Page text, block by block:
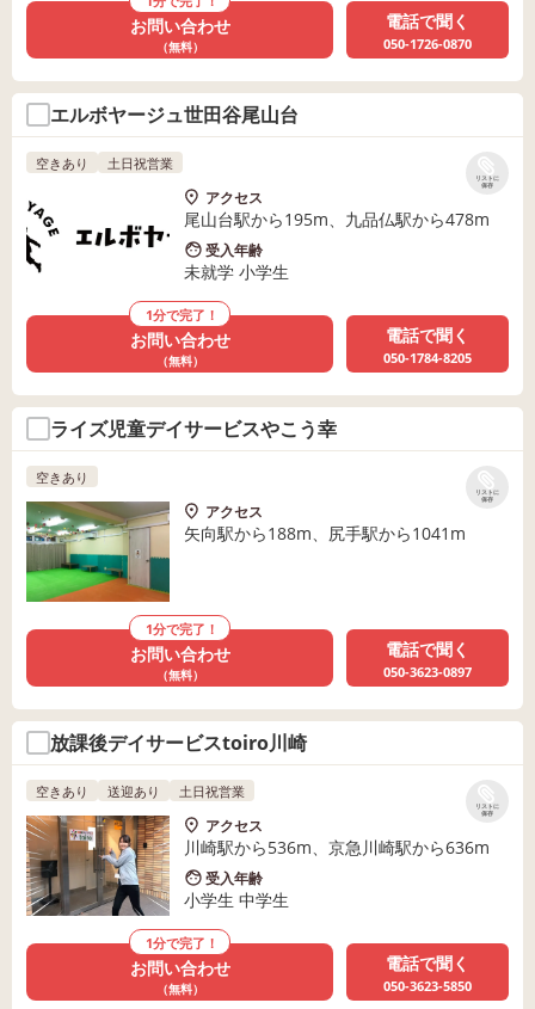
お問い合わせ
（無料）
電話で聞く
050-1726-0870
エルボヤージュ世田谷尾山台
リストに
保存
空きあり 土日祝営業
アクセス
尾山台駅から195m、九品仏駅から478m
受入年齢
未就学 小学生
1分で完了！
お問い合わせ
（無料）
電話で聞く
050-1784-8205
ライズ児童デイサービスやこう幸
リストに
保存
空きあり
アクセス
矢向駅から188m、尻手駅から1041m
1分で完了！
お問い合わせ
（無料）
電話で聞く
050-3623-0897
放課後デイサービスtoiro川崎
リストに
保存
空きあり 送迎あり 土日祝営業
アクセス
川崎駅から536m、京急川崎駅から636m
受入年齢
小学生 中学生
1分で完了！
お問い合わせ
（無料）
電話で聞く
050-3623-5850